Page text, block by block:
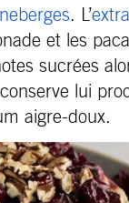
. L’
et les
sucrées
lui
aigre-doux.